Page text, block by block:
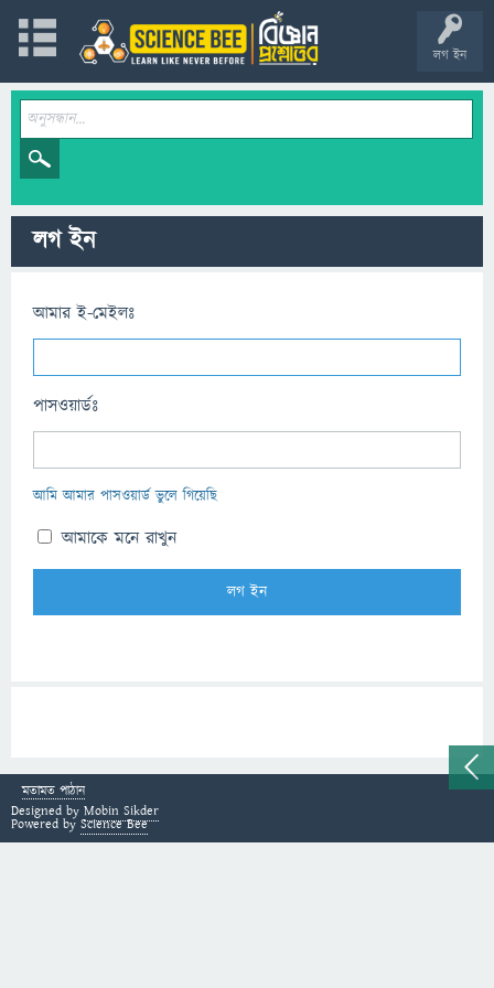
লগ ইন
লগ ইন
আমার ই-মেইলঃ
পাসওয়ার্ডঃ
আমি আমার পাসওয়ার্ড ভুলে গিয়েছি
আমাকে মনে রাখুন
মতামত পাঠান
Designed by Mobin Sikder
Powered by Science Bee